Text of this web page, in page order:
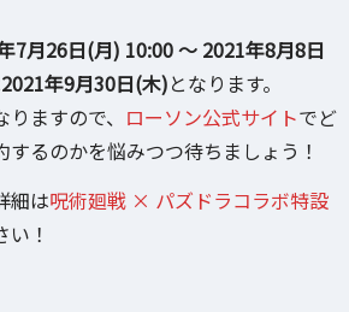
7月26日(月) 10:00 ～ 2021年8月8日
2021年9月30日(木)となります。
ますので、 ローソン公式サイトでど
るのかを悩みつつ待ちましょう！
細は呪術廻戦 × パズドラコラボ特設
！